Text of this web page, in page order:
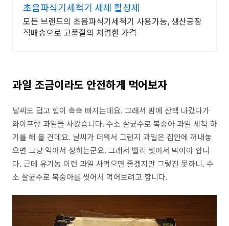
초음파식기세척기 세제 활성제
모든 브랜드의 초음파식기세척기 사용가능, 생산공장
직배송으로 고품질의 저렴한 가격
과일 조금이라도 안전하게 먹어보자
날씨도 덥고 힘이 축축 빠지는데요. 그래서 밤에 산책 나갔다가
와이프랑 과일을 사왔습니다. 수소 살균수로 복숭아 과일 세척 하
기를 해 볼 건데요. 날씨가 더워서 그런지 과일은 집안에 꺼내놓
으면 그냥 익어서 상하는군요. 그래서 빨리 씻어서 먹어야 합니
다. 근데 유기농 이런 과일 사먹으면 좋겠지만 그렇진 못하니. 수
소 살균수로 복숭아를 씻어서 먹어보려고 합니다.